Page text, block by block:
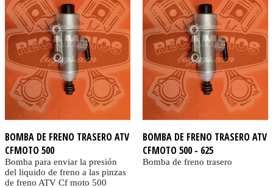
BOMBA DE FRENO TRASERO ATV
CFMOTO 500
Bomba para enviar la presión
del liquido de freno a las pinzas
de freno ATV Cf moto 500
BOMBA DE FRENO TRASERO ATV
CFMOTO 500 - 625
Bomba de freno trasero